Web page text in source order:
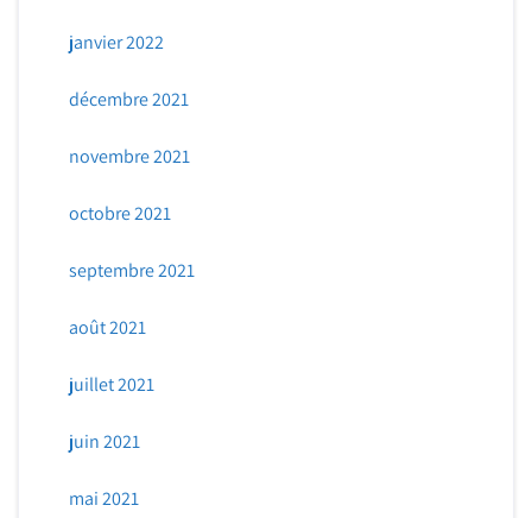
janvier 2022
décembre 2021
novembre 2021
octobre 2021
septembre 2021
août 2021
juillet 2021
juin 2021
mai 2021